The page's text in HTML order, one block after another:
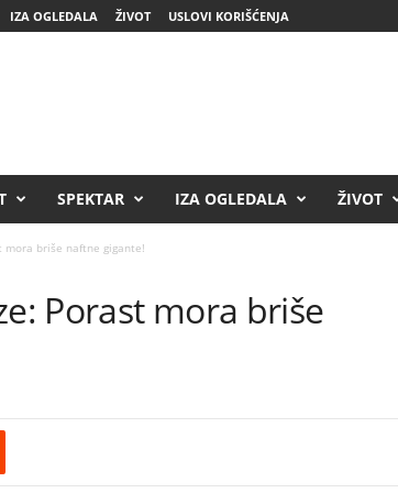
IZA OGLEDALA ŽIVOT USLOVI KORIŠĆENJA
SPEKTAR IZA OGLEDALA ŽIVOT
mora briše naftne gigante!
Porast mora briše